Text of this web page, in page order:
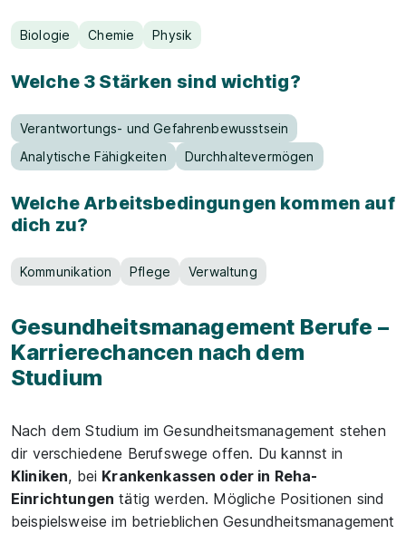
Biologie Chemie Physik
Welche 3 Stärken sind wichtig?
Verantwortungs- und Gefahrenbewusstsein
Analytische Fähigkeiten
Durchhaltevermögen
Welche Arbeitsbedingungen kommen auf
dich zu?
Kommunikation Pflege Verwaltung
Gesundheitsmanagement Berufe –
Karrierechancen nach dem
Studium
Nach dem Studium im Gesundheitsmanagement stehen
dir verschiedene Berufswege offen. Du kannst in
Kliniken, bei Krankenkassen oder in Reha-
Einrichtungen tätig werden. Mögliche Positionen sind
beispielsweise im betrieblichen Gesundheitsmanagement